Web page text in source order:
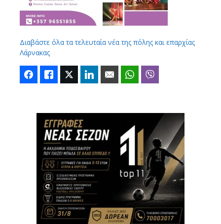
Διαβάστε όλα τα τελευταία νέα της πόλης και επαρχίας
Λάρνακας
FacebookLike Twitter LinkedIn Email WhatsApp